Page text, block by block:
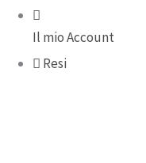
Il mio Account
Resi